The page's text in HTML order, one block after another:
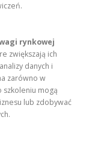
rynkowej
zwiększają ich
danych i
zarówno w
szkoleniu mogą
lub zdobywać